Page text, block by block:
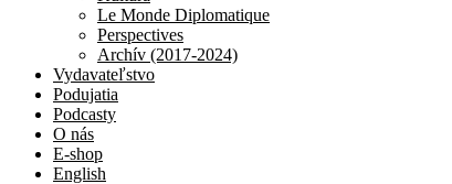
Le Monde Diplomatique
Perspectives
Archív (2017-2024)
Vydavateľstvo
Podujatia
Podcasty
O nás
E-shop
English